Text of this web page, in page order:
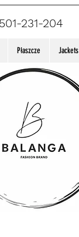
231-204
Płaszcze Jackets